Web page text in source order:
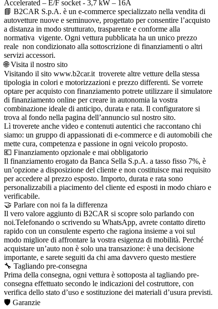
Accelerated – E/F socket - 3,7 kW – 16A
📘 B2CAR S.p.A. è un e-commerce specializzato nella vendita di
autovetture nuove e seminuove, progettato per consentire l’acquisto
a distanza in modo strutturato, trasparente e conforme alla
normativa vigente. Ogni vettura pubblicata ha un unico prezzo
reale non condizionato alla sottoscrizione di finanziamenti o altri
servizi accessori.
🌐 Visita il nostro sito
Visitando il sito www.b2car.it troverete altre vetture della stessa
tipologia in colori e motorizzazioni e prezzo differenti. Se vorrete
optare per acquisto con finanziamento potrete utilizzare il simulatore
di finanziamento online per creare in autonomia la vostra
combinazione ideale di anticipo, durata e rata. Il configuratore si
trova al fondo nella pagina dell’annuncio sul nostro sito.
Lì troverete anche video e contenuti autentici che raccontano chi
siamo: un gruppo di appassionati di e-commerce e di automobili che
mette cura, competenza e passione in ogni veicolo proposto.
💶 Finanziamento opzionale e mai obbligatorio
Il finanziamento erogato da Banca Sella S.p.A. a tasso fisso 7%, è
un’opzione a disposizione del cliente e non costituisce mai requisito
per accedere al prezzo esposto. Importo, durata e rata sono
personalizzabili a piacimento del cliente ed esposti in modo chiaro e
verificabile.
🤝 Parlare con noi fa la differenza
Il vero valore aggiunto di B2CAR si scopre solo parlando con
noi.Telefonando o scrivendo su WhatsApp, avrete contatto diretto
rapido con un consulente esperto che ragiona insieme a voi sul
modo migliore di affrontare la vostra esigenza di mobilità. Perché
acquistare un’auto non è solo una transazione: è una decisione
importante, e sarete seguiti da chi ama davvero questo mestiere
🔧 Tagliando pre-consegna
Prima della consegna, ogni vettura è sottoposta al tagliando pre-
consegna effettuato secondo le indicazioni del costruttore, con
verifica dello stato d’uso e sostituzione dei materiali d’usura previsti.
🛡️ Garanzie